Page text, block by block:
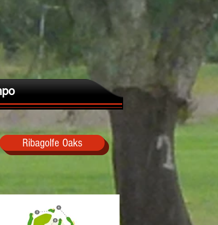
Ribagolfe Oaks